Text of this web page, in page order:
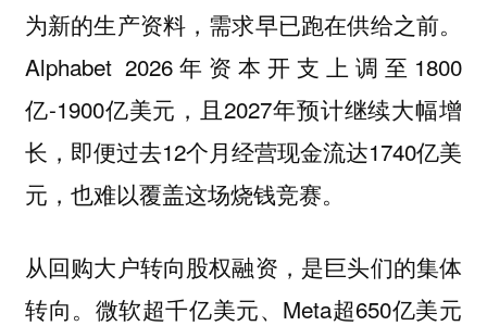
为新的生产资料，需求早已跑在供给之前。
Alphabet 2026年资本开支上调至1800
亿-1900亿美元，且2027年预计继续大幅增
长，即便过去12个月经营现金流达1740亿美
元，也难以覆盖这场烧钱竞赛。
从回购大户转向股权融资，是巨头们的集体
转向。微软超千亿美元、Meta超650亿美元